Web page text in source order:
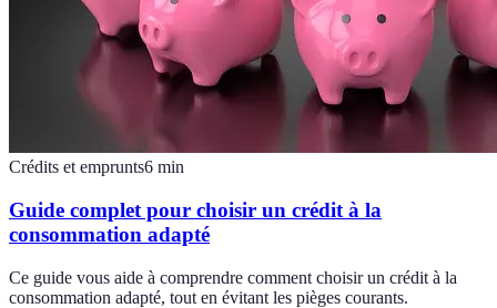
Crédits et emprunts6 min
Guide complet pour choisir un crédit à la
consommation adapté
Ce guide vous aide à comprendre comment choisir un crédit à la
consommation adapté, tout en évitant les pièges courants.